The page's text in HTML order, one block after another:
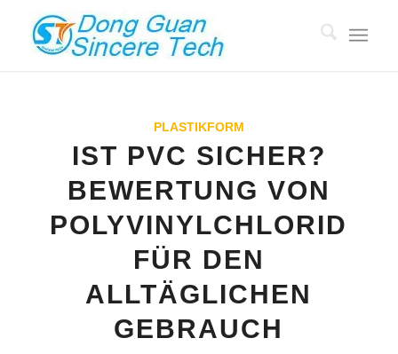
PLASTIKFORM
IST PVC SICHER?
BEWERTUNG VON
POLYVINYLCHLORID
FÜR DEN
ALLTÄGLICHEN
GEBRAUCH